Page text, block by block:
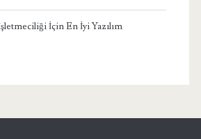
İçin En İyi Yazılım